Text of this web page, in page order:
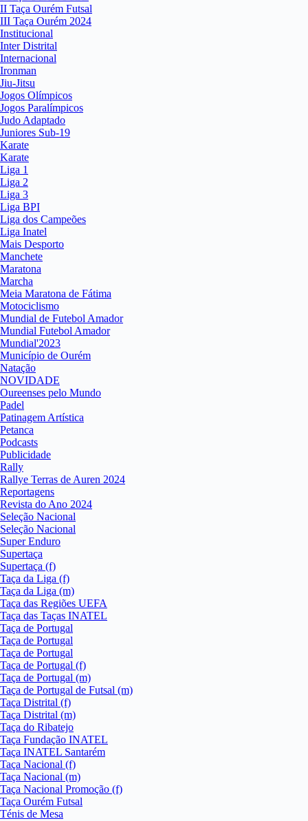
II Taça Ourém Futsal
III Taça Ourém 2024
Institucional
Inter Distrital
Internacional
Ironman
Jiu-Jitsu
Jogos Olímpicos
Jogos Paralímpicos
Judo Adaptado
Juniores Sub-19
Karate
Karate
Liga 1
Liga 2
Liga 3
Liga BPI
Liga dos Campeões
Liga Inatel
Mais Desporto
Manchete
Maratona
Marcha
Meia Maratona de Fátima
Motociclismo
Mundial de Futebol Amador
Mundial Futebol Amador
Mundial'2023
Município de Ourém
Natação
NOVIDADE
Oureenses pelo Mundo
Padel
Patinagem Artística
Petanca
Podcasts
Publicidade
Rally
Rallye Terras de Auren 2024
Reportagens
Revista do Ano 2024
Seleção Nacional
Seleção Nacional
Super Enduro
Supertaça
Supertaça (f)
Taça da Liga (f)
Taça da Liga (m)
Taça das Regiões UEFA
Taça das Taças INATEL
Taça de Portugal
Taça de Portugal
Taça de Portugal
Taça de Portugal (f)
Taça de Portugal (m)
Taça de Portugal de Futsal (m)
Taça Distrital (f)
Taça Distrital (m)
Taça do Ribatejo
Taça Fundação INATEL
Taça INATEL Santarém
Taça Nacional (f)
Taça Nacional (m)
Taça Nacional Promoção (f)
Taça Ourém Futsal
Ténis de Mesa